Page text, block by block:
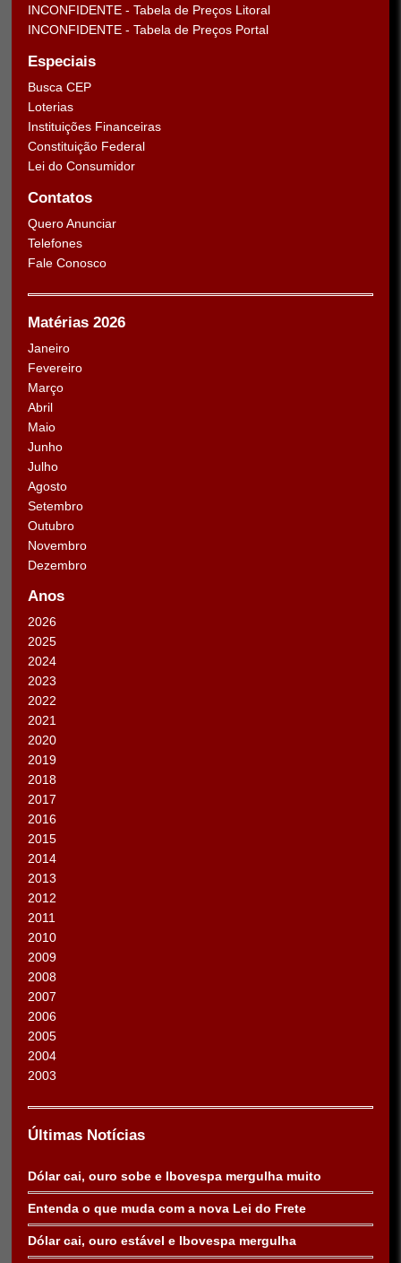
INCONFIDENTE - Tabela de Preços Litoral
INCONFIDENTE - Tabela de Preços Portal
Especiais
Busca CEP
Loterias
Instituições Financeiras
Constituição Federal
Lei do Consumidor
Contatos
Quero Anunciar
Telefones
Fale Conosco
Matérias 2026
Janeiro
Fevereiro
Março
Abril
Maio
Junho
Julho
Agosto
Setembro
Outubro
Novembro
Dezembro
Anos
2026
2025
2024
2023
2022
2021
2020
2019
2018
2017
2016
2015
2014
2013
2012
2011
2010
2009
2008
2007
2006
2005
2004
2003
Últimas Notícias
Dólar cai, ouro sobe e Ibovespa mergulha muito
Entenda o que muda com a nova Lei do Frete
Dólar cai, ouro estável e Ibovespa mergulha